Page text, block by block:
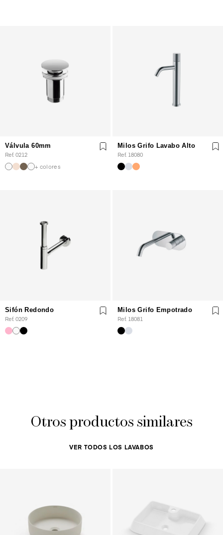
Válvula 60mm
Ref. 0212
+ colores
Milos Grifo Lavabo Alto
Ref. 18080
Sifón Redondo
Ref. 0209
Milos Grifo Empotrado
Ref. 18081
Otros productos similares
VER TODOS LOS LAVABOS